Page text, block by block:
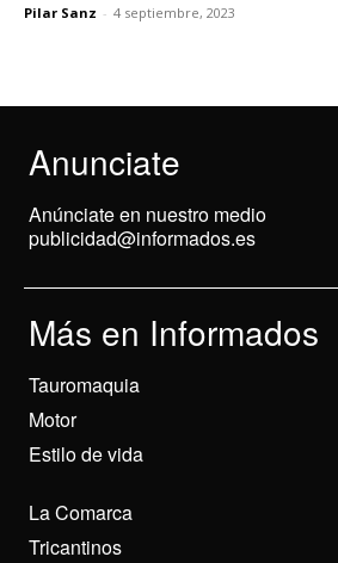
Pilar Sanz - 4 septiembre, 2023
Anunciate
Anúnciate en nuestro medio
publicidad@informados.es
Más en Informados
Tauromaquia
Motor
Estilo de vida
La Comarca
Tricantinos